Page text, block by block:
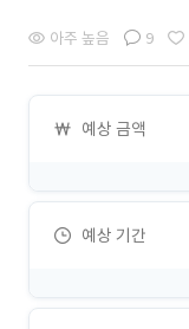
아주 높음 9
예상 금액
예상 기간